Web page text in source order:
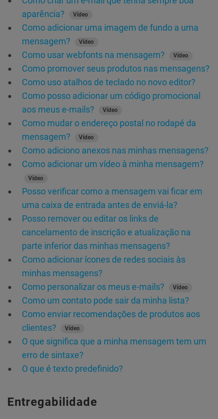
aparência?
Vídeo
Como adicionar uma imagem de fundo a uma
mensagem?
Vídeo
Como usar webfonts na mensagem? Vídeo
Como promover seus produtos nas mensagens?
Como uso atalhos de teclado no novo editor?
Como posso adicionar um código promocional
aos meus e-mails?
Vídeo
Como mudar o endereço postal no rodapé da
mensagem?
Vídeo
Como adiciono anexos nas minhas mensagens?
Como adicionar um vídeo à minha mensagem?
Vídeo
Posso verificar como a mensagem vai ficar em
uma caixa de entrada antes de enviá-la?
Posso remover ou editar os links de
cancelamento de inscrição e atualização na
parte inferior das minhas mensagens?
Como adicionar ícones de redes sociais às
minhas mensagens?
Como personalizar os meus e-mails?
Vídeo
Como um contato pode sair da minha lista?
Como enviar recomendações de produtos aos
clientes?
Vídeo
O que significa que a minha mensagem tem um
erro de sintaxe?
O que é texto predefinido?
Entregabilidade